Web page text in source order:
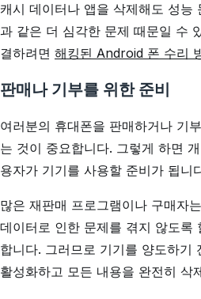
캐시 데이터나 앱을 삭제해도 성능
과 같은 더 심각한 문제 때문일 수
결하려면 해킹된 Android 폰 수리
판매나 기부를 위한 준비
여러분의 휴대폰을 판매하거나 기
는 것이 중요합니다. 그렇게 하면
용자가 기기를 사용할 준비가 됩니
많은 재판매 프로그램이나 구매자
데이터로 인한 문제를 겪지 않도록
합니다. 그러므로 기기를 양도하기
활성화하고 모든 내용을 완전히 삭